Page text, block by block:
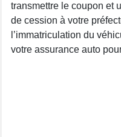
transmettre le coupon et
de cession à votre
l’immatriculation du
votre assurance auto